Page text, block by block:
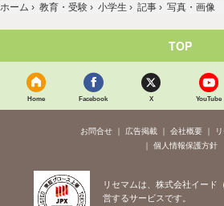
ホーム › 教育・受験 › 小学生 › 記事 › 写真・画像
TOP
Home Facebook X YouTube
お問合せ 広告掲載 会社概要
個人情報保護方針
リセマムは、株式会社イード
営するサービスです。